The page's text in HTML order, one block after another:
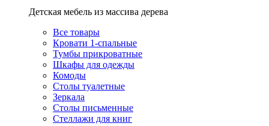
Детская мебель из массива дерева
Все товары
Кровати 1-спальные
Тумбы прикроватные
Шкафы для одежды
Комоды
Столы туалетные
Зеркала
Столы письменные
Стеллажи для книг